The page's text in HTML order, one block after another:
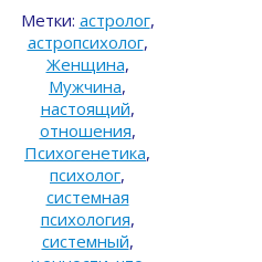
Метки: астролог,
астропсихолог,
Женщина,
Мужчина,
настоящий,
отношения,
Психогенетика,
психолог,
системная
психология,
системный,